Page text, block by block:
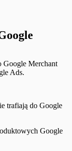
Google Merchant
Ads.
trafiają do Google
Google